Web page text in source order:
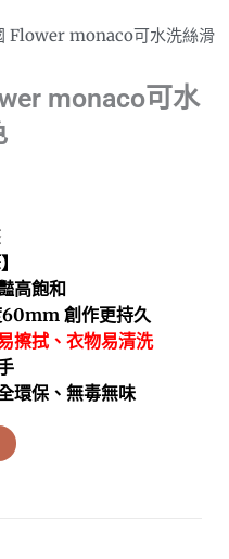
Flower monaco可水洗絲滑
monaco可水
高飽和
60mm 創作更持久
擦拭、衣物易清洗
環保、無毒無味